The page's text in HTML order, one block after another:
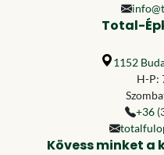
Total-
1152
H-P:
+36
Kövess minket a